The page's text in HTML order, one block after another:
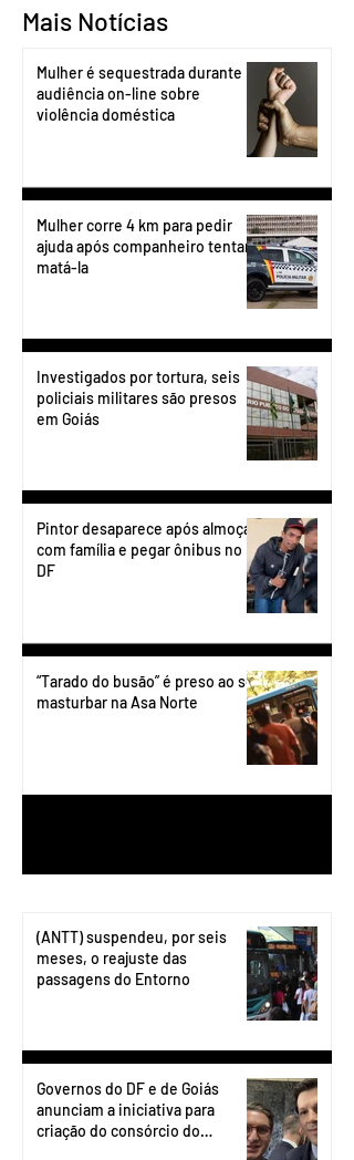
Mais Notícias
Mulher é sequestrada durante
audiência on-line sobre
violência doméstica
Mulher corre 4 km para pedir
ajuda após companheiro tentar
matá-la
Investigados por tortura, seis
policiais militares são presos
em Goiás
Pintor desaparece após almoçar
com família e pegar ônibus no
DF
“Tarado do busão” é preso ao se
masturbar na Asa Norte
(ANTT) suspendeu, por seis
meses, o reajuste das
passagens do Entorno
Governos do DF e de Goiás
anunciam a iniciativa para
criação do consórcio do